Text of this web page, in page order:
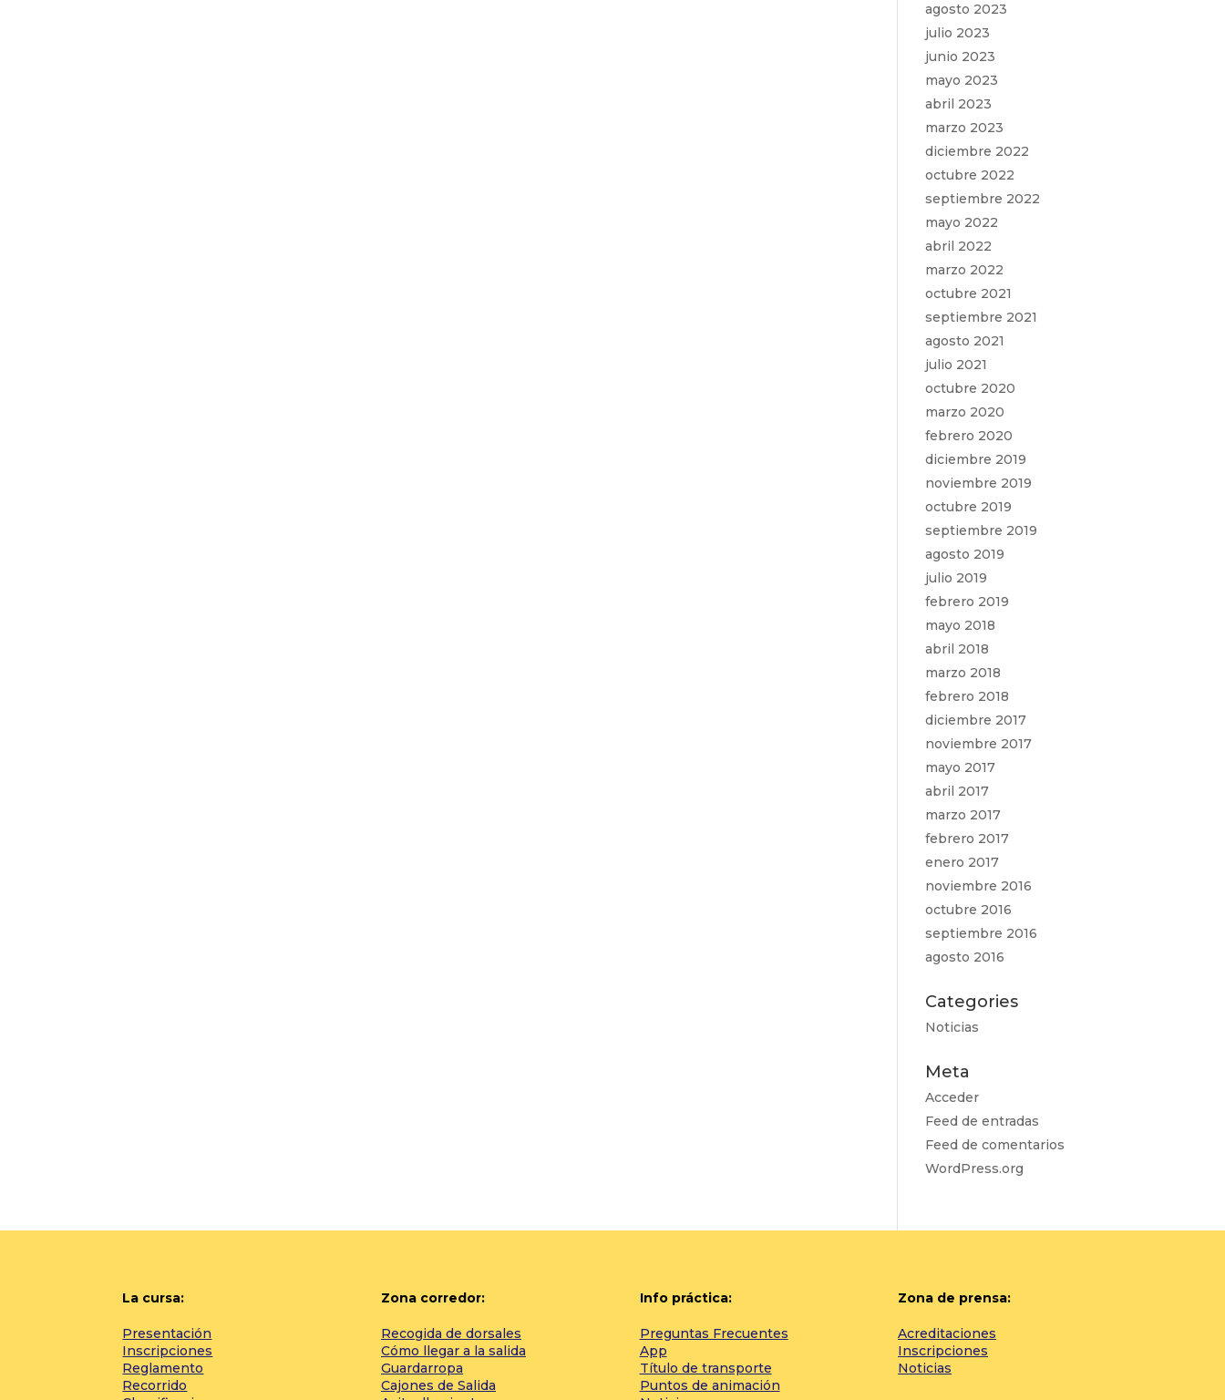
agosto 2023
julio 2023
junio 2023
mayo 2023
abril 2023
marzo 2023
diciembre 2022
octubre 2022
septiembre 2022
mayo 2022
abril 2022
marzo 2022
octubre 2021
septiembre 2021
agosto 2021
julio 2021
octubre 2020
marzo 2020
febrero 2020
diciembre 2019
noviembre 2019
octubre 2019
septiembre 2019
agosto 2019
julio 2019
febrero 2019
mayo 2018
abril 2018
marzo 2018
febrero 2018
diciembre 2017
noviembre 2017
mayo 2017
abril 2017
marzo 2017
febrero 2017
enero 2017
noviembre 2016
octubre 2016
septiembre 2016
agosto 2016
Categories
Noticias
Meta
Acceder
Feed de entradas
Feed de comentarios
WordPress.org
La cursa:
Presentación
Inscripciones
Reglamento
Recorrido
Zona corredor:
Recogida de dorsales
Cómo llegar a la salida
Guardarropa
Cajones de Salida
Info práctica:
Preguntas Frecuentes
App
Título de transporte
Puntos de animación
Zona de prensa:
Acreditaciones
Inscripciones
Noticias